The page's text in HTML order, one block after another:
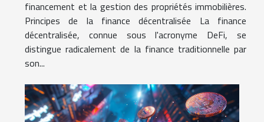
financement et la gestion des propriétés immobilières.
Principes de la finance décentralisée La finance
décentralisée, connue sous l'acronyme DeFi, se
distingue radicalement de la finance traditionnelle par
son...